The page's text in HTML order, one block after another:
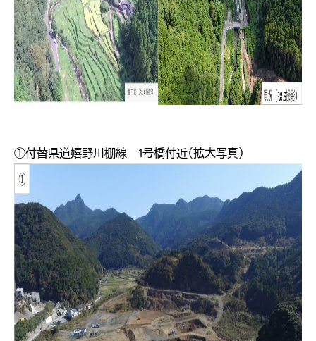
①付替県道嬉野川棚線 1号橋付近（拡大写真）